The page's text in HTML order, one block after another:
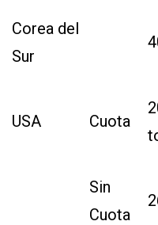
Corea del
Sur
USA Cuota
Sin
Cuota